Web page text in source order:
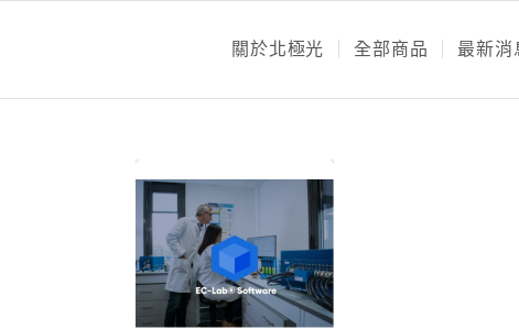
關於北極光 全部商品 最新消